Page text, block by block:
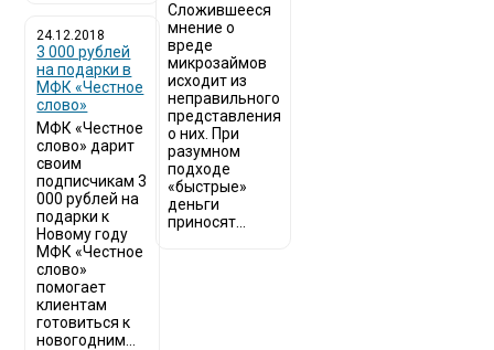
24.12.2018
3 000 рублей
на подарки в
МФК «Честное
слово»
МФК «Честное
слово» дарит
своим
подписчикам 3
000 рублей на
подарки к
Новому году
МФК «Честное
слово»
помогает
клиентам
готовиться к
новогодним...
Сложившееся
мнение о
вреде
микрозаймов
исходит из
неправильного
представления
о них. При
разумном
подходе
«быстрые»
деньги
приносят...